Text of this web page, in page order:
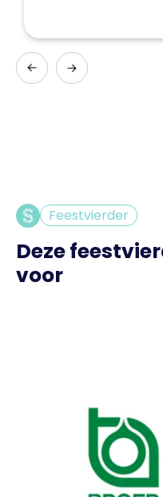
Feestvierder
Deze
voor